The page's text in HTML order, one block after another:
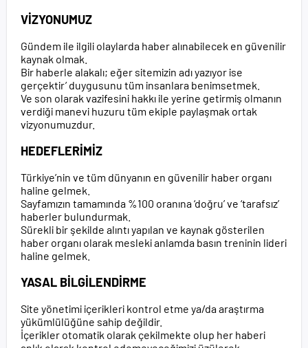
VİZYONUMUZ
Gündem ile ilgili olaylarda haber alınabilecek en güvenilir
kaynak olmak.
Bir haberle alakalı; eğer sitemizin adı yazıyor ise
gerçektir’ duygusunu tüm insanlara benimsetmek.
Ve son olarak vazifesini hakkı ile yerine getirmiş olmanın
verdiği manevi huzuru tüm ekiple paylaşmak ortak
vizyonumuzdur.
HEDEFLERİMİZ
Türkiye’nin ve tüm dünyanın en güvenilir haber organı
haline gelmek.
Sayfamızın tamamında %100 oranına ‘doğru’ ve ‘tarafsız’
haberler bulundurmak.
Sürekli bir şekilde alıntı yapılan ve kaynak gösterilen
haber organı olarak mesleki anlamda basın treninin lideri
haline gelmek.
YASAL BİLGİLENDİRME
Site yönetimi içerikleri kontrol etme ya/da araştırma
yükümlülüğüne sahip değildir.
İçerikler otomatik olarak çekilmekte olup her haberi